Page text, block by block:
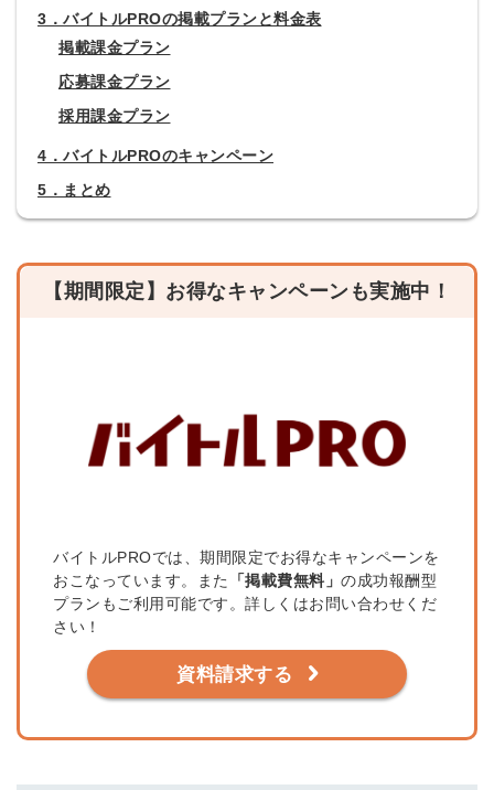
3．バイトルPROの掲載プランと料金表
掲載課金プラン
応募課金プラン
採用課金プラン
4．バイトルPROのキャンペーン
5．まとめ
【期間限定】お得なキャンペーンも実施中！
バイトルPROでは、期間限定でお得なキャンペーンを
おこなっています。また
「掲載費無料」 の成功報酬型
プランもご利用可能です。詳しくはお問い合わせくだ
さい！
資料請求する